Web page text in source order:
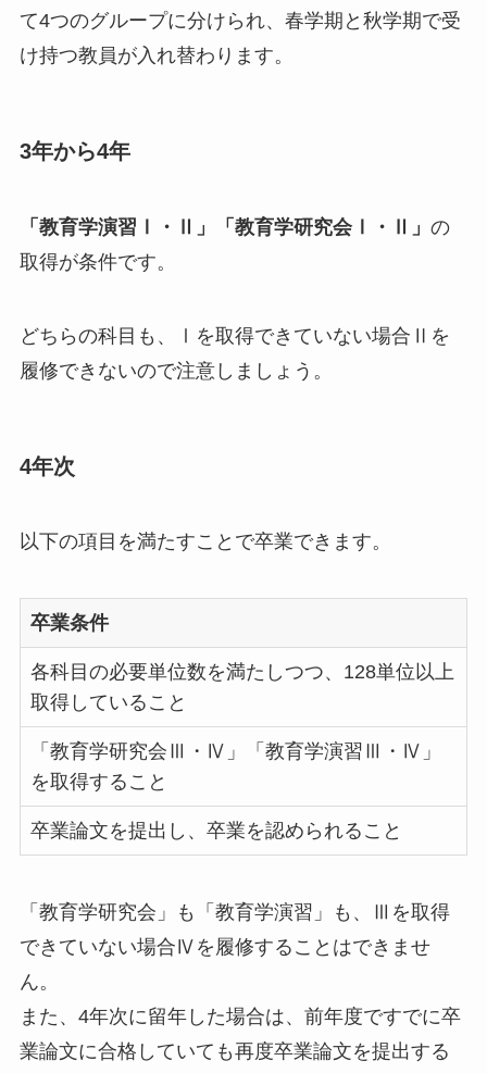
て4つのグループに分けられ、春学期と秋学期で受
け持つ教員が入れ替わります。
3年から4年
「教育学演習Ⅰ・Ⅱ」「教育学研究会Ⅰ・Ⅱ」 の
取得が条件です。
どちらの科目も、Ⅰを取得できていない場合Ⅱを
履修できないので注意しましょう。
4年次
以下の項目を満たすことで卒業できます。
卒業条件
各科目の必要単位数を満たしつつ、128単位以上
取得していること
「教育学研究会Ⅲ・Ⅳ」「教育学演習Ⅲ・Ⅳ」
を取得すること
卒業論文を提出し、卒業を認められること
「教育学研究会」も「教育学演習」も、Ⅲを取得
できていない場合Ⅳを履修することはできませ
ん。
また、4年次に留年した場合は、前年度ですでに卒
業論文に合格していても再度卒業論文を提出する